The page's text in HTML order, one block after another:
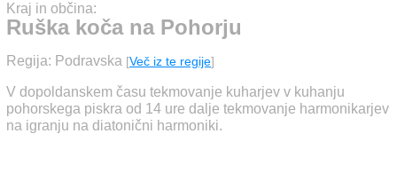
Kraj in občina:
Ruška koča na Pohorju
Regija: Podravska [Več iz te regije]
V dopoldanskem času tekmovanje kuharjev v kuhanju
pohorskega piskra od 14 ure dalje tekmovanje harmonikarjev
na igranju na diatonični harmoniki.